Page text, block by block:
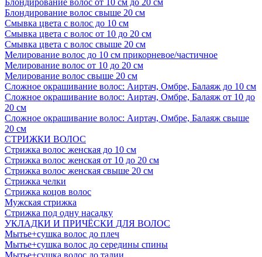
Блондирование волос от 10 см до 20 см
Блондирование волос свыше 20 см
Смывка цвета с волос до 10 см
Смывка цвета с волос от 10 до 20 см
Смывка цвета с волос свыше 20 см
Мелирование волос до 10 см прикорневое/частичное
Мелирование волос от 10 до 20 см
Мелирование волос свыше 20 см
Сложное окрашивание волос: Аиртач, Омбре, Балаяж до 10 см
Сложное окрашивание волос: Аиртач, Омбре, Балаяж от 10 до
20 см
Сложное окрашивание волос: Аиртач, Омбре, Балаяж свыше
20 см
СТРИЖКИ ВОЛОС
Стрижка волос женская до 10 см
Стрижка волос женская от 10 до 20 см
Стрижка волос женская свыше 20 см
Стрижка челки
Стрижка коцов волос
Мужская стрижка
Стрижка под одну насадку
УКЛАДКИ И ПРИЧЁСКИ ДЛЯ ВОЛОС
Мытье+сушка волос до плеч
Мытье+сушка волос до середины спины
Мытье+сушка волос до талии